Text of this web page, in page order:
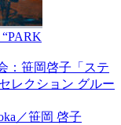
“PARK
：笹岡啓子「ステ
レクション グルー
／笹岡 啓子